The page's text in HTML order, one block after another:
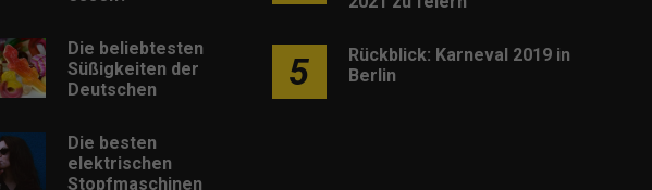
Die beliebtesten
Süßigkeiten der
Deutschen
Die besten
elektrischen
Stopfmaschinen
5
Rückblick: Karneval 2019 in
Berlin